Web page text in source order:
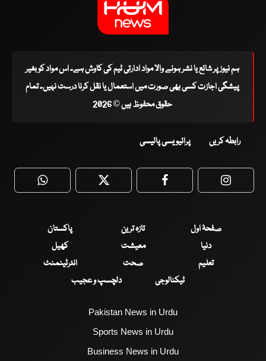
ہم نیوز پر شائع یا نشر ہونے والا مواد ادارتی ٹیم کی کاوش ہے۔ اس مواد کو بغیر
پیشگی اجازت کسی بھی صورت میں استعمال یا نقل کرنا درست نہیں۔ تمام
حقوق محفوظ ہیں © 2026
رابطہ کریں پرائیویسی پالیسی
WhatsApp Twitter Facebook
صفحۂ اول تازہ ترین
پاکستان
دنیا
معیشت
کھیل
تعلیم
صحت
انٹرٹینمنٹ
ٹیکنالوجی
دلچسپ و عجیب
Pakistan News in Urdu
Sports News in Urdu
Business News in Urdu